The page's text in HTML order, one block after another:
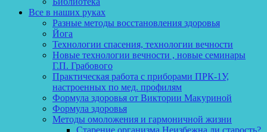
Все в наших руках
Разные методы восстановления здоровья
Йога
Технологии спасения, технологии вечности
Новые технологии вечности , новые семинары
Г.П. Грабового
Практическая работа с приборами ПРК-1У,
настроенных по мед. профилям
Формула здоровья от Виктории Макуриной
Формула здоровья
Методы омоложения и гармоничной жизни